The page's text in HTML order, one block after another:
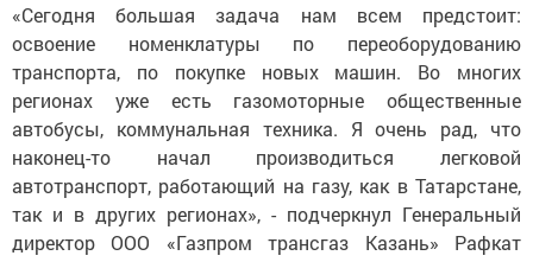
«Сегодня большая задача нам всем предстоит:
освоение номенклатуры по переоборудованию
транспорта, по покупке новых машин. Во многих
регионах уже есть газомоторные общественные
автобусы, коммунальная техника. Я очень рад, что
наконец-то начал производиться легковой
автотранспорт, работающий на газу, как в Татарстане,
так и в других регионах», - подчеркнул Генеральный
директор ООО «Газпром трансгаз Казань» Рафкат